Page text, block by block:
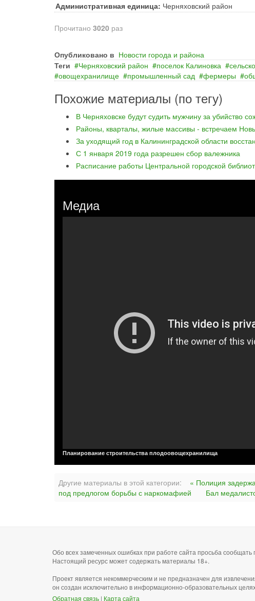
Административная единица: Черняховский район
Прочитано 3020 раз
Опубликовано в Новости города и района
Теги
Черняховский район поселок Калиновка
овощехранилище
промышленный сад фермеры
Похожие материалы (по тегу)
В Черняховске будут судить мужчину за убийство
Районы, кварталы, жилые массивы - встречаем
За уходящий год в Калининградской области
С 1 января 2019 года разрешен сбор валежника
Расписание работы Центральной городской
Медиа
Планирование строительства плодоовощехранилища
Другие материалы в этой категории:
« Полиция
под предлогом борьбы с наркомафией
Бал
Обо всех замеченных ошибках при работе сайта просьба
Настоящий ресурс может содержать материалы 18+.
Проект является некоммерческим и не предназначен для
он создан исключительно в информационно-образовательных
Обратная связь | Карта сайта